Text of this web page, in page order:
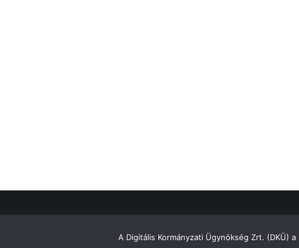
A Digitális Kormányzati Ügynökség Zrt. (DKÜ)